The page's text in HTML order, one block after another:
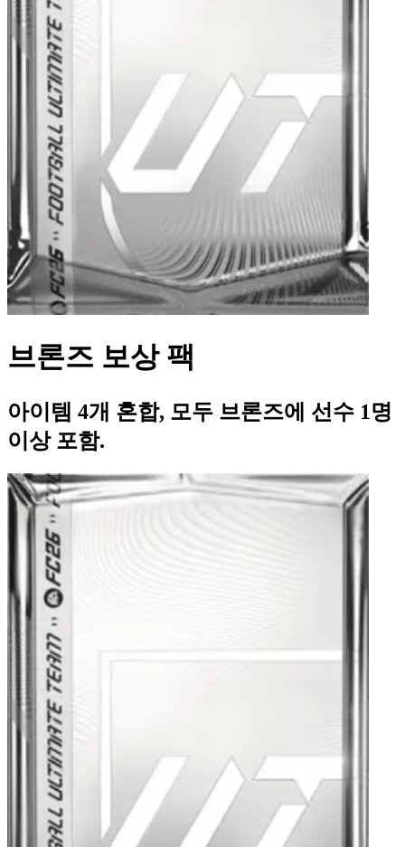
브론즈 보상 팩
아이템 4개 혼합, 모두 브론즈에 선수 1명
이상 포함.